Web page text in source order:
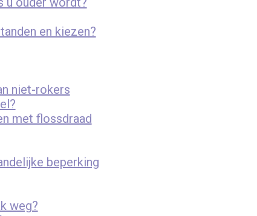
en kiezen?
niet-rokers
met flossdraad
beperking
weg?